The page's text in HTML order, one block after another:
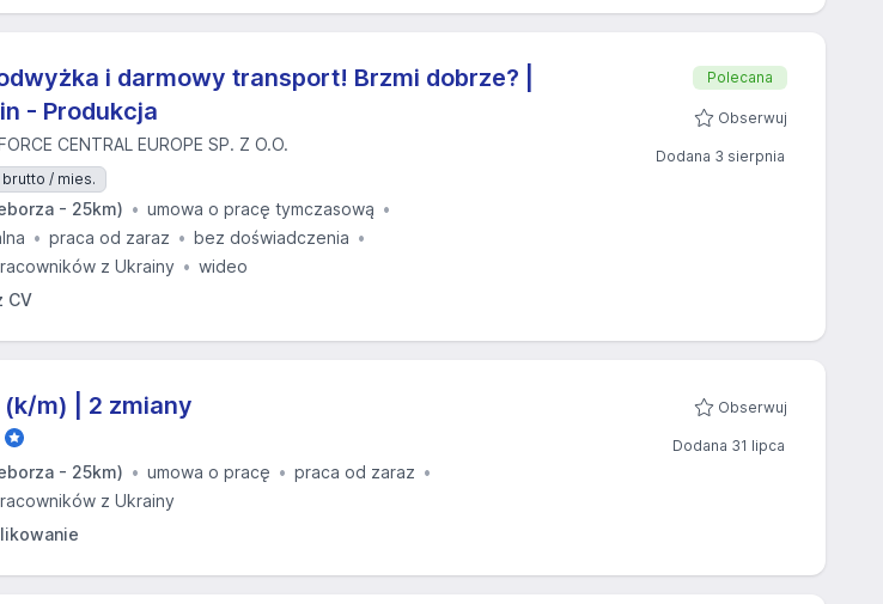
i darmowy transport! Brzmi dobrze? |
- Produkcja
CENTRAL EUROPE SP. Z O.O.
brutto / mies.
- 25km)
umowa o pracę tymczasową
praca od zaraz
bez doświadczenia
z Ukrainy
wideo
CV
Polecana
Obserwuj
Dodana 3 sierpnia
m) | 2 zmiany
- 25km)
umowa o pracę
praca od zaraz
z Ukrainy
Obserwuj
Dodana 31 lipca